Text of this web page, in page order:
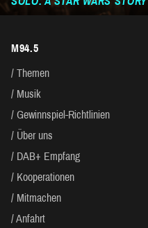
M94.5
Themen
Musik
Gewinnspiel-Richtlinien
Über uns
DAB+ Empfang
Kooperationen
Mitmachen
Anfahrt